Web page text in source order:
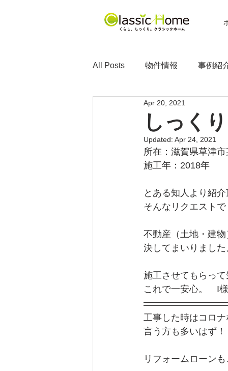
All Posts 物件情報 事例紹
しっく
Apr 20, 2021
Updated: Apr 24, 2021
所在：滋賀県草津
施工年：2018年
とある知人より紹
そんなリクエストで
不動産（土地・建
決してまいりました
施工させてもらっ
これで一安心。　I
工事した時はコロ
言う方も多いはず
リフォームローン